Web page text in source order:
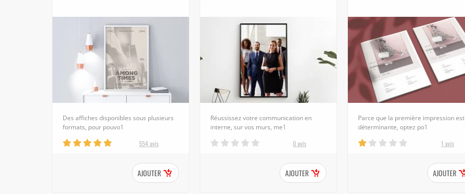
Des affiches disponibles sous plusieurs
formats, pour pouvo1
554 avis
AJOUTER
Réussissez votre communication en
interne, sur vos murs, me1
0 avis
AJOUTER
Parce que la première impression est
déterminante, optez po1
1 avis
AJOUTER